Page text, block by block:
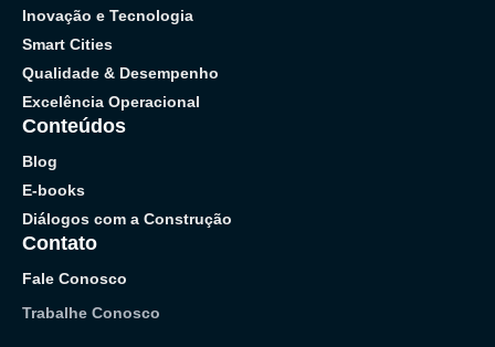
Inovação e Tecnologia
Smart Cities
Qualidade & Desempenho
Excelência Operacional
Conteúdos
Blog
E-books
Diálogos com a Construção
Contato
Fale Conosco
Trabalhe Conosco